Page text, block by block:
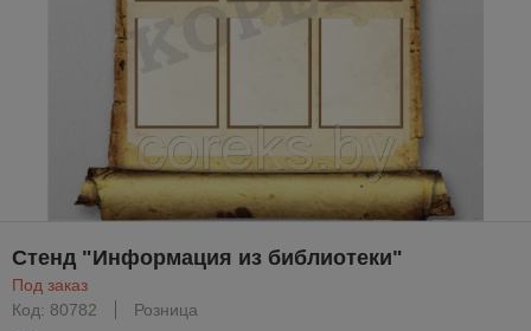
Стенд "Информация из библиотеки"
Под заказ
Код: 80782
Розница